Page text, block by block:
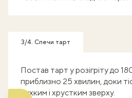
3/4. Спечи тарт
Постав тарт у розігріту до
приблизно 25 хвилин, доки
пухким і хрустким зверху.